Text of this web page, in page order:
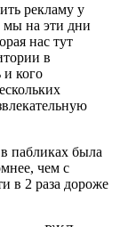
рекламу у
мы на эти дни
нас тут
в
кого
пабликах была
чем с
в 2 раза дороже